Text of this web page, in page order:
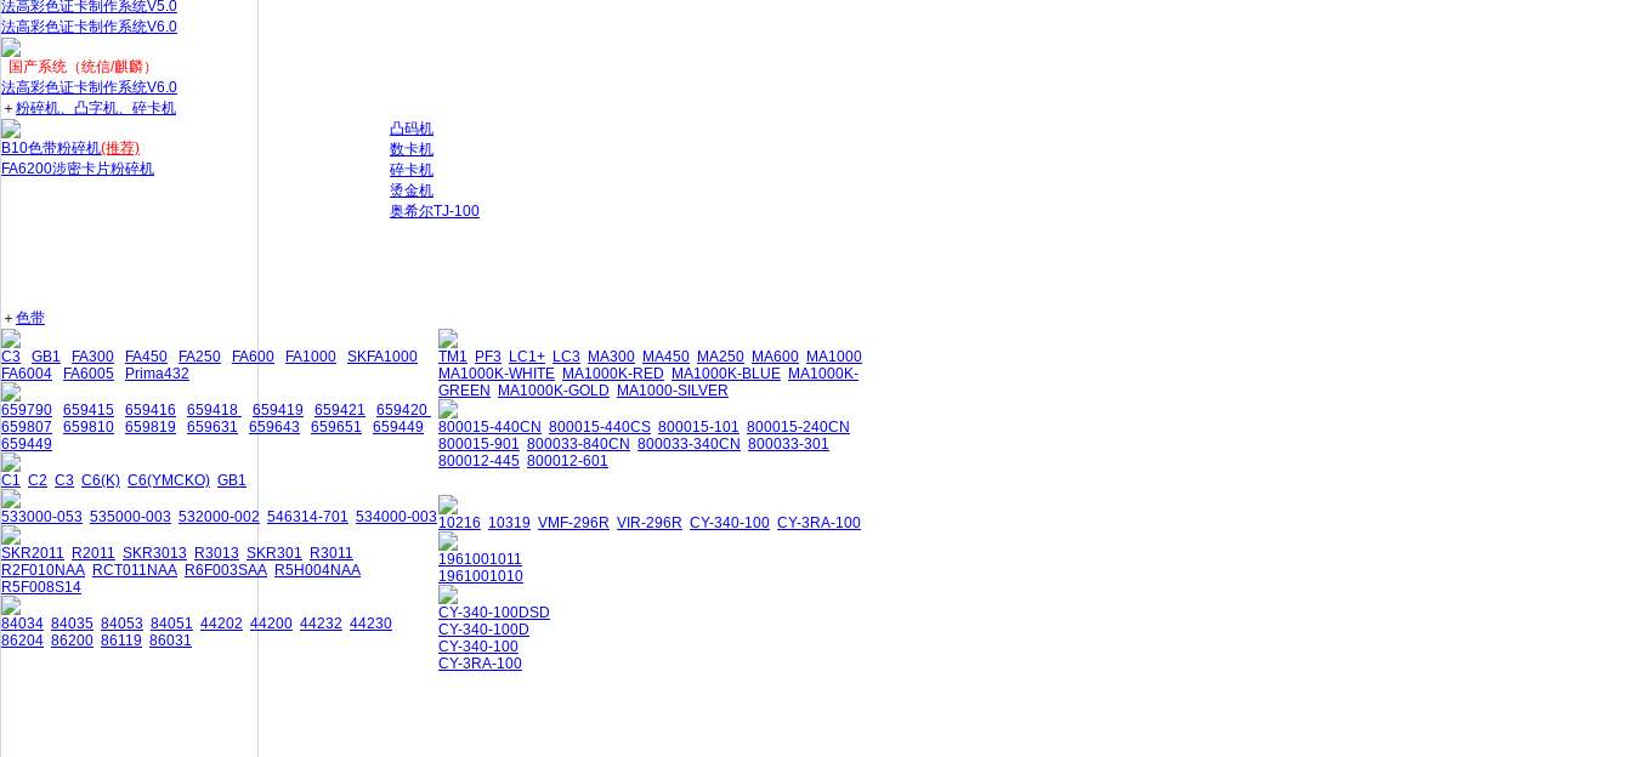
法高彩色证卡制作系统V5.0
法高彩色证卡制作系统V6.0
国产系统（统信/麒麟）
法高彩色证卡制作系统V6.0
＋粉碎机、凸字机、碎卡机
B10色带粉碎机(推荐)
FA6200涉密卡片粉碎机
凸码机
数卡机
碎卡机
烫金机
奥希尔TJ-100
＋色带
C3 GB1 FA300 FA450 FA250 FA600 FA1000
SKFA1000
FA6004
FA6005 Prima432
659790 659415 659416 659418 659419 659421
659420
659807
659810 659819 659631 659643 659651
659449
659449
C1 C2 C3 C6(K) C6(YMCKO) GB1
533000-053 535000-003 532000-002 546314-701 534000-003
SKR2011 R2011 SKR3013 R3013 SKR301
R3011
R2F010NAA RCT011NAA R6F003SAA R5H004NAA
R5F008S14
84034 84035 84053 84051 44202 44200 44232 44230
86204 86200 86119 86031
TM1 PF3 LC1+ LC3 MA300 MA450 MA250 MA600 MA1000
MA1000K-WHITE MA1000K-RED MA1000K-BLUE MA1000K-
GREEN
MA1000K-GOLD MA1000-SILVER
800015-440CN 800015-440CS 800015-101 800015-240CN
800015-901 800033-840CN 800033-340CN 800033-301
800012-445 800012-601
10216 10319 VMF-296R VIR-296R CY-340-100 CY-3RA-100
1961001011
1961001010
CY-340-100DSD
CY-340-100D
CY-340-100
CY-3RA-100